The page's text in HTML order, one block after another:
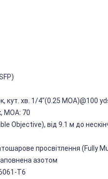
кут. хв. 1/4"(0.25 MOA)@100
МОА: 70
Objective), від 9.1 м до
просвітлення (Fully
азотом
T6